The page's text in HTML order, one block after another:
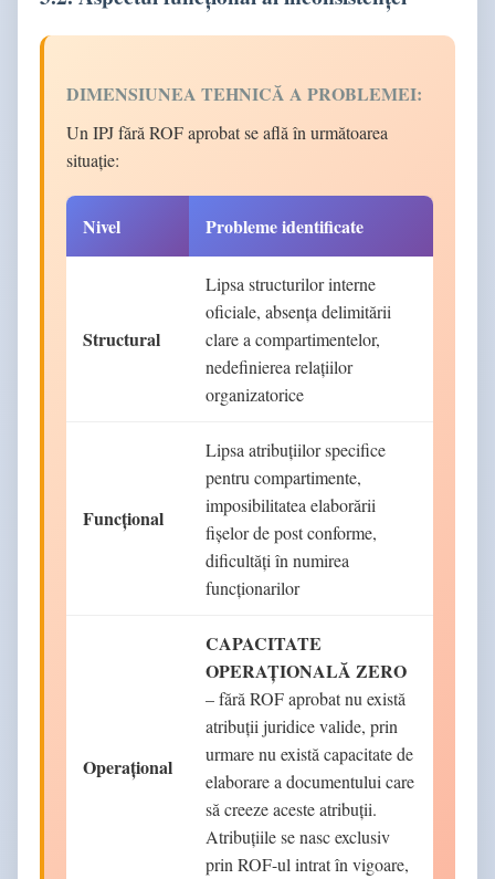
DIMENSIUNEA TEHNICĂ A PROBLEMEI:
Un IPJ fără ROF aprobat se află în următoarea
situație:
Nivel Probleme identificate
Structural
Lipsa structurilor interne
oficiale, absența delimitării
clare a compartimentelor,
nedefinierea relațiilor
organizatorice
Funcțional
Lipsa atribuțiilor specifice
pentru compartimente,
imposibilitatea elaborării
fișelor de post conforme,
dificultăți în numirea
funcționarilor
Operațional
CAPACITATE
OPERAȚIONALĂ ZERO
– fără ROF aprobat nu există
atribuții juridice valide, prin
urmare nu există capacitate de
elaborare a documentului care
să creeze aceste atribuții.
Atribuțiile se nasc exclusiv
prin ROF-ul intrat în vigoare,